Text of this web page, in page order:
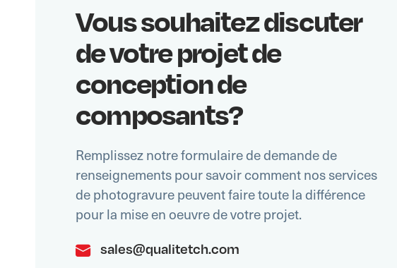
Vous souhaitez discuter
de votre projet de
conception de
composants?
Remplissez notre formulaire de demande de
renseignements pour savoir comment nos services
de photogravure peuvent faire toute la différence
pour la mise en oeuvre de votre projet.
sales@qualitetch.com